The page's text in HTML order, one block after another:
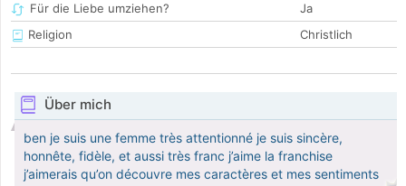
Für die Liebe umziehen?
Ja
Religion
Christlich
Über mich
ben je suis une femme très attentionné je suis sincère,
honnête, fidèle, et aussi très franc j’aime la franchise
j’aimerais qu’on découvre mes caractères et mes sentiments